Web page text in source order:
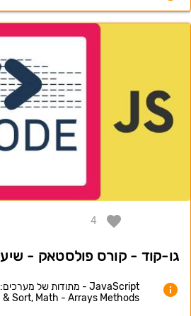
4
גו-קוד - קורס פולסטאק -
& Sort, Math - Arrays Methods